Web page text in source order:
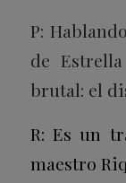
P:
de
brutal: el
R: Es un
maestro